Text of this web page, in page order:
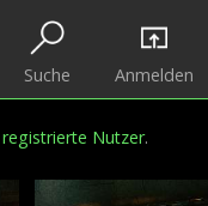
Suche Anmelden
registrierte Nutzer.